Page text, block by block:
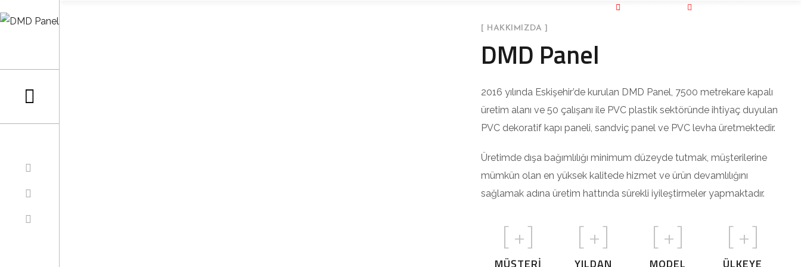
[ HAKKIMIZDA ]
DMD Panel
2016 yılında Eskişehir’de kurulan DMD Panel, 7500 metrekare kapalı
üretim alanı ve 50 çalışanı ile PVC plastik sektöründe ihtiyaç duyulan
PVC dekoratif kapı paneli, sandviç panel ve PVC levha üretmektedir.
Üretimde dışa bağımlılığı minimum düzeyde tutmak, müşterilerine
mümkün olan en yüksek kalitede hizmet ve ürün devamlılığını
sağlamak adına üretim hattında sürekli iyileştirmeler yapmaktadır.
+]
MÜŞTERI
+]
YILDAN
+]
MODEL
+]
ÜLKEYE